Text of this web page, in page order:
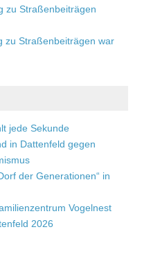
zu Straßenbeiträgen
zu Straßenbeiträgen war
jede Sekunde
in Dattenfeld gegen
der Generationen“ in
Vogelnest
2026